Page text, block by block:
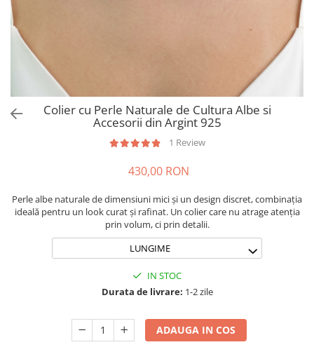
Coliere Transparente cu Stea
Coliere Transparente cu Soare
Coliere Transparente cu Semilună
Coliere Transparente cu Zodii
Coliere Transparente cu Perle
Coliere Transparente cu Initiale
Coliere Transparente cu Flori
Coliere Transparente cu Animale
Coliere Transparente cu Pietre
Coliere Transparente Diverse
LĂNȚIȘOARE ARGINT
Lănțișoare cu Cruce
Lănțișoare cu Soare
Lănțișoare cu Semilună
Brățări din Argint cu pietre
semiprețioase
Brățări elastice cu pietre
semiprețioase
LĂNȚIȘOARE ARGINT
Colier cu Perle Naturale de Cultura Albe si
Accesorii din Argint 925
1 Review
430,00 RON
Perle albe naturale de dimensiuni mici și un design discret, combinația
ideală pentru un look curat și rafinat. Un colier care nu atrage atenția
prin volum, ci prin detalii.
LUNGIME
IN STOC
Durata de livrare: 1-2 zile
ADAUGA IN COS